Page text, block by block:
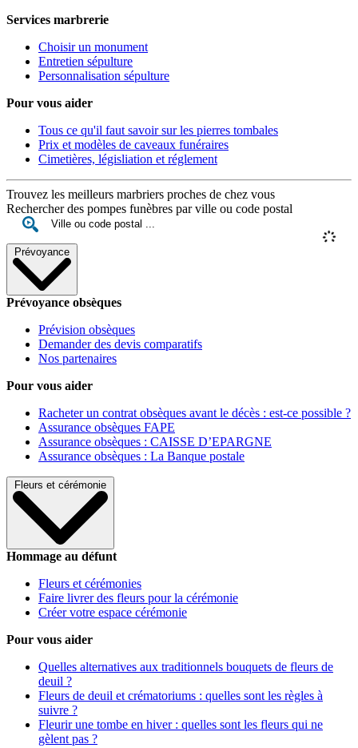
Services marbrerie
Choisir un monument
Entretien sépulture
Personnalisation sépulture
Pour vous aider
Tous ce qu'il faut savoir sur les pierres tombales
Prix et modèles de caveaux funéraires
Cimetières, législiation et réglement
Trouvez les meilleurs marbriers proches de chez vous
Rechercher des pompes funèbres par ville ou code postal
Prévoyance
Prévoyance obsèques
Prévision obsèques
Demander des devis comparatifs
Nos partenaires
Pour vous aider
Racheter un contrat obsèques avant le décès : est-ce possible ?
Assurance obsèques FAPE
Assurance obsèques : CAISSE D’EPARGNE
Assurance obsèques : La Banque postale
Fleurs et cérémonie
Hommage au défunt
Fleurs et cérémonies
Faire livrer des fleurs pour la cérémonie
Créer votre espace cérémonie
Pour vous aider
Quelles alternatives aux traditionnels bouquets de fleurs de
deuil ?
Fleurs de deuil et crématoriums : quelles sont les règles à
suivre ?
Fleurir une tombe en hiver : quelles sont les fleurs qui ne
gèlent pas ?